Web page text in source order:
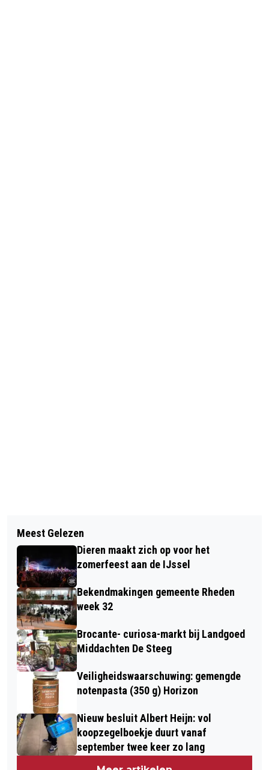
REGENACHTIG MAAR SFEERVOL
BONTE SCHAAP FESTIVAL IN RHEDEN
HERINNERINGSMIDDAG OP
BEGRAAFPLAATS HEIDERUST
Meest Gelezen
Dieren maakt zich op voor het
zomerfeest aan de IJssel
Bekendmakingen gemeente Rheden
week 32
Brocante- curiosa-markt bij Landgoed
Middachten De Steeg
Veiligheidswaarschuwing: gemengde
notenpasta (350 g) Horizon
Nieuw besluit Albert Heijn: vol
koopzegelboekje duurt vanaf
september twee keer zo lang